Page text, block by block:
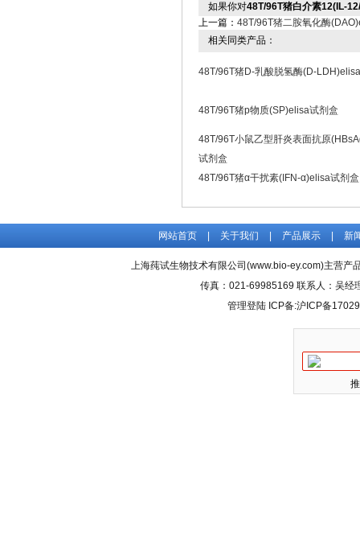
如果你对48T/96T猪白介素12(IL-
上一篇： 48T/96T猪二胺氧化酶
相关同类产品：
48T/96T猪D-乳酸脱氢酶(D-
48T/96T猪p物质(SP)elisa试剂盒
48T/96T小鼠乙型肝炎表面抗原
试剂盒
48T/96T猪α干扰素(IFN-α)elisa试剂盒
网站首页 关于我们 产品展示 新
上海莼试生物技术有限公司(www.bio-ey.com)主营产
传真：021-69985169 联系人：吴经
管理登陆 ICP备:沪ICP备